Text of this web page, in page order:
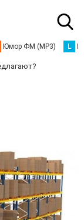
Юмор ФМ (MP3) L